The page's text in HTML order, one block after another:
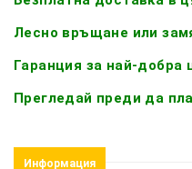
Лесно връщане или
Гаранция за най-добра
Прегледай преди да
Информация